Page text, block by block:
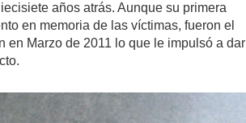
años atrás. Aunque su primera
en memoria de las víctimas, fueron el
en Marzo de 2011 lo que le impulsó a dar